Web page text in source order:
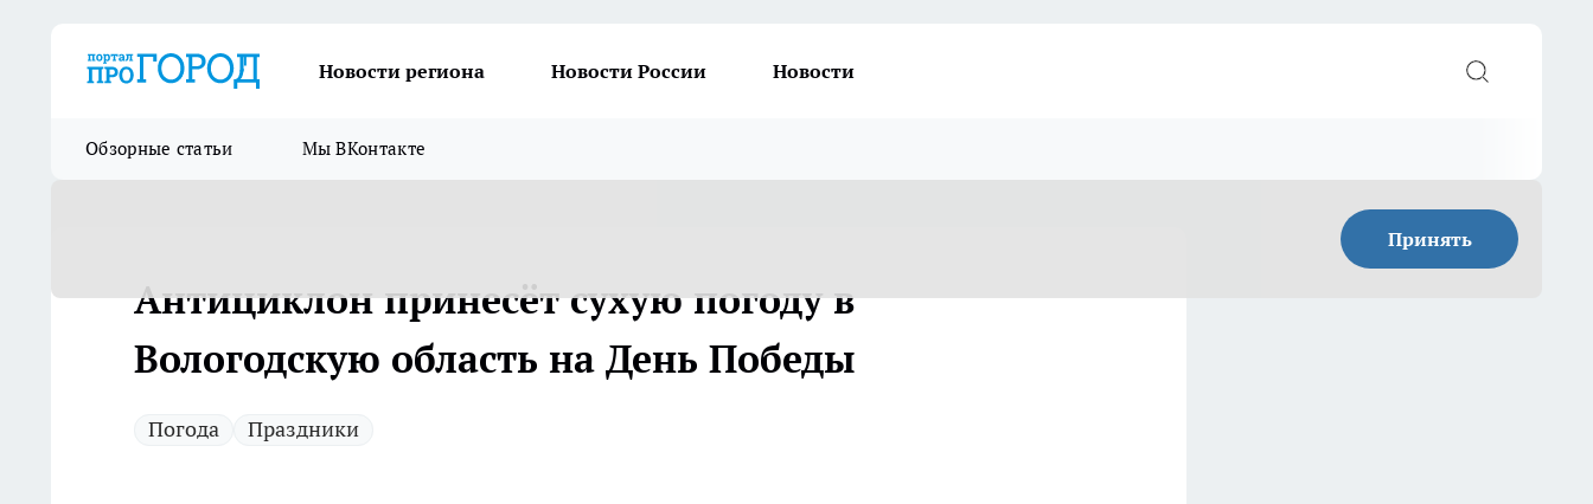
Новости региона Новости России Новости
Обзорные статьи Мы ВКонтакте
Принять
Антициклон принесёт сухую погоду в
Вологодскую область на День Победы
Погода Праздники